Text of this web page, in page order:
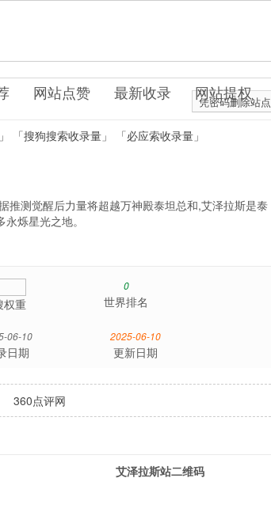
网站点赞 最新收录 网站提权
凭密码删除站点
「搜狗搜索收录量」
「必应索收录量」
推测觉醒后力量将超越万神殿泰坦总和,艾泽拉斯是泰
烁星光之地。
权重
0
世界排名
06-10
日期
2025-06-10
更新日期
360点评网
艾泽拉斯站二维码